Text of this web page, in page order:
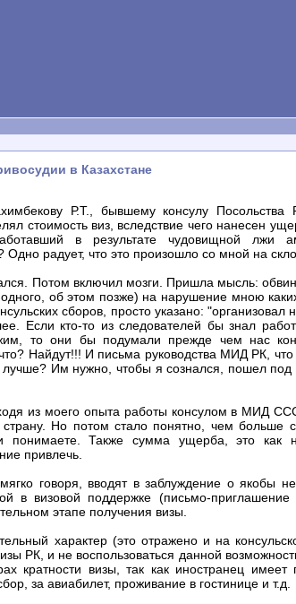
в Казахстане
Р.Т., бывшему консулу
стоимость виз, вследствие чего нанесен
в результате чудовищной лжи
Одно радует, что это произошло со мной на
Потом включил мозги. Пришла мысль:
об этом позже) на нарушение мною
сборов, просто указано:
Если кто-то из следователей бы знал
то они бы подумали прежде чем нас
Найдут!!! И письма руководства МИД РК, что
Им нужно, чтобы я сознался, пошел под
из моего опыта работы консулом в МИД
страну. Но потом стало понятно, чем
понимаете. Также сумма ущерба, это как
привлечь.
говоря, вводят в заблуждение о якобы
в визовой поддержке (письмо-
этапе получения визы.
характер (это отражено и на
РК, и не воспользоваться данной
кратности визы, так как иностранец имеет
за авиабилет, проживание в гостинице и т.д.